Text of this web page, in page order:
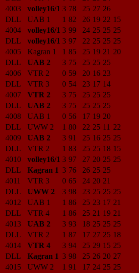
4003
volley16/1 3 78 25 27 26
DLL
UAB 1 1 82 26 19 22 15
4004
volley16/1 3 99 24 25 25 25
DLL
volley16/1 3 97 22 25 25 25
4005
Kagran 1 1 85 25 19 21 20
DLL
UAB 2 3 75 25 25 25
4006
VTR 2 0 59 20 16 23
DLL
VTR 3 0 54 23 17 14
4007
VTR 2 3 75 25 25 25
DLL
UAB 2 3 75 25 25 25
4008
UAB 1 0 56 17 19 20
DLL
UWW 2 1 80 22 25 11 22
4009
UAB 2 3 91 25 16 25 25
DLL
VTR 2 1 83 25 25 18 15
4010
volley16/1 3 97 27 20 25 25
DLL
Kagran 1 3 76 26 25 25
4011
VTR 3 0 65 24 20 21
DLL
UWW 2 3 98 23 25 25 25
4012
UAB 1 1 86 25 23 17 21
DLL
VTR 4 1 86 25 21 19 21
4013
UAB 2 3 93 18 25 25 25
DLL
VTR 2 1 87 17 27 25 18
4014
VTR 4 3 94 25 29 15 25
DLL
Kagran 1 3 98 25 26 20 27
4015
UWW 2 1 91 17 24 25 25